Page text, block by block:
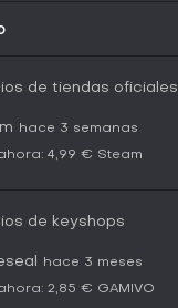
de tiendas oficiales
hace 3 semanas
4,99 € Steam
de keyshops
hace 3 meses
2,85 € GAMIVO